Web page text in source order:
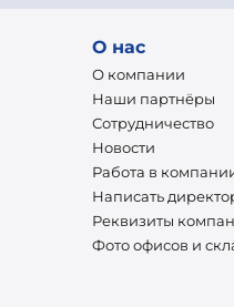
О нас
О компании
Наши партнёры
Сотрудничество
Новости
Работа в
Написать
Реквизиты
Фото офисов и